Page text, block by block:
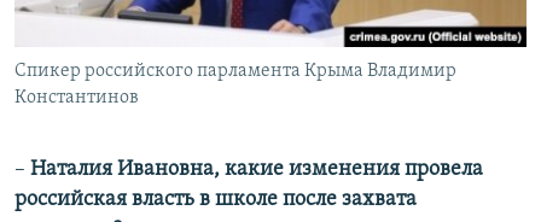
Спикер российского парламента Крыма Владимир
Константинов
– Наталия Ивановна, какие изменения провела
российская власть в школе после захвата